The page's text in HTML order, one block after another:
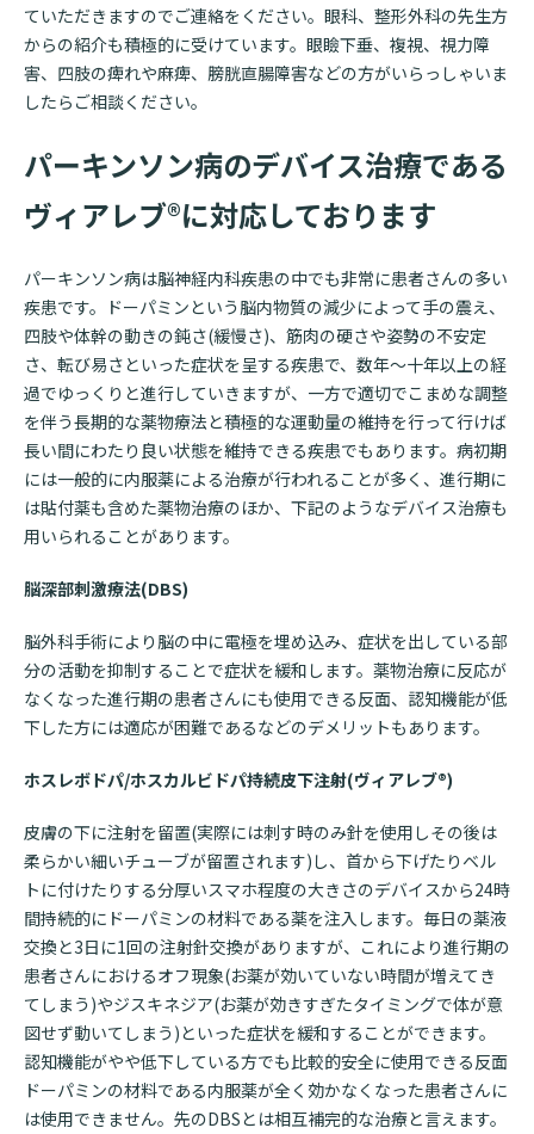
ていただきますのでご連絡をください。眼科、整形外科の先生方
からの紹介も積極的に受けています。眼瞼下垂、複視、視力障
害、四肢の痺れや麻痺、膀胱直腸障害などの方がいらっしゃいま
したらご相談ください。
パーキンソン病のデバイス治療である
ヴィアレブ®に対応しております
パーキンソン病は脳神経内科疾患の中でも非常に患者さんの多い
疾患です。ドーパミンという脳内物質の減少によって手の震え、
四肢や体幹の動きの鈍さ(緩慢さ)、筋肉の硬さや姿勢の不安定
さ、転び易さといった症状を呈する疾患で、数年～十年以上の経
過でゆっくりと進行していきますが、一方で適切でこまめな調整
を伴う長期的な薬物療法と積極的な運動量の維持を行って行けば
長い間にわたり良い状態を維持できる疾患でもあります。病初期
には一般的に内服薬による治療が行われることが多く、進行期に
は貼付薬も含めた薬物治療のほか、下記のようなデバイス治療も
用いられることがあります。
脳深部刺激療法(DBS)
脳外科手術により脳の中に電極を埋め込み、症状を出している部
分の活動を抑制することで症状を緩和します。薬物治療に反応が
なくなった進行期の患者さんにも使用できる反面、認知機能が低
下した方には適応が困難であるなどのデメリットもあります。
ホスレボドパ/ホスカルビドパ持続皮下注射(ヴィアレブ®)
皮膚の下に注射を留置(実際には刺す時のみ針を使用しその後は
柔らかい細いチューブが留置されます)し、首から下げたりベル
トに付けたりする分厚いスマホ程度の大きさのデバイスから24時
間持続的にドーパミンの材料である薬を注入します。毎日の薬液
交換と3日に1回の注射針交換がありますが、これにより進行期の
患者さんにおけるオフ現象(お薬が効いていない時間が増えてき
てしまう)やジスキネジア(お薬が効きすぎたタイミングで体が意
図せず動いてしまう)といった症状を緩和することができます。
認知機能がやや低下している方でも比較的安全に使用できる反面
ドーパミンの材料である内服薬が全く効かなくなった患者さんに
は使用できません。先のDBSとは相互補完的な治療と言えます。